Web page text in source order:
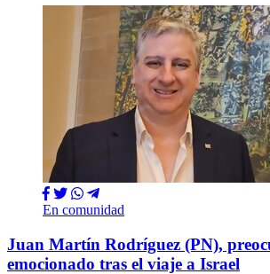
En comunidad
Juan Martín Rodríguez (PN),
emocionado tras el viaje a Israel